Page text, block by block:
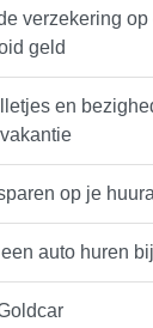
verzekering
geld
en
op je
auto huren